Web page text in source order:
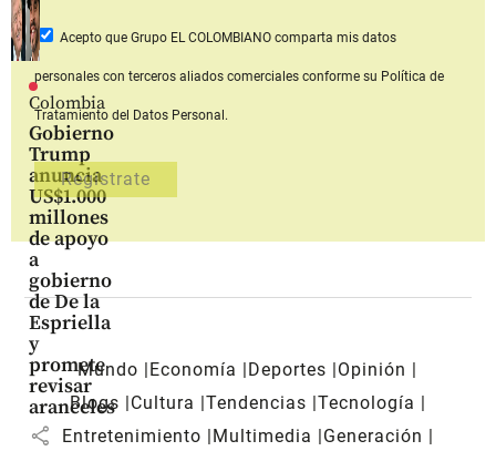
Colombia
Gobierno
Trump
anuncia
US$1.000
millones
de apoyo
a
gobierno
de De la
Espriella
y
promete
revisar
aranceles
share
Acepto que Grupo EL COLOMBIANOcomparta mis datos
personales con terceros aliados comerciales conforme su Política de
Tratamiento del Datos Personal.
Mundo Economía Deportes
Opinión
Blogs
Cultura Tendencias Tecnología
Entretenimiento
Multimedia
Generación